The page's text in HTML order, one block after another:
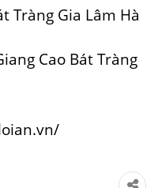
Tràng Gia Lâm Hà
Cao Bát Tràng